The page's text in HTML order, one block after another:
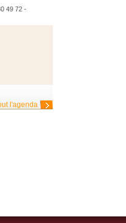
49 72 -
l'agenda